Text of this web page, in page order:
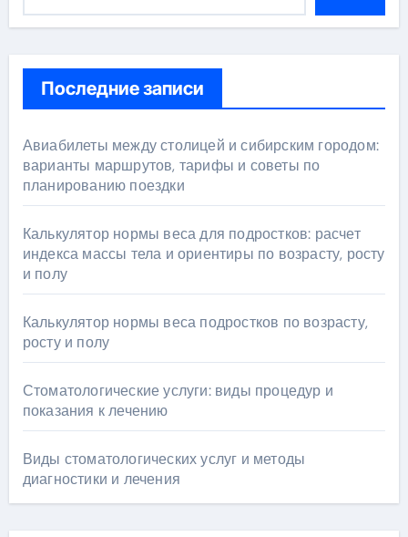
Последние записи
Авиабилеты между столицей и сибирским городом:
варианты маршрутов, тарифы и советы по
планированию поездки
Калькулятор нормы веса для подростков: расчет
индекса массы тела и ориентиры по возрасту, росту
и полу
Калькулятор нормы веса подростков по возрасту,
росту и полу
Стоматологические услуги: виды процедур и
показания к лечению
Виды стоматологических услуг и методы
диагностики и лечения